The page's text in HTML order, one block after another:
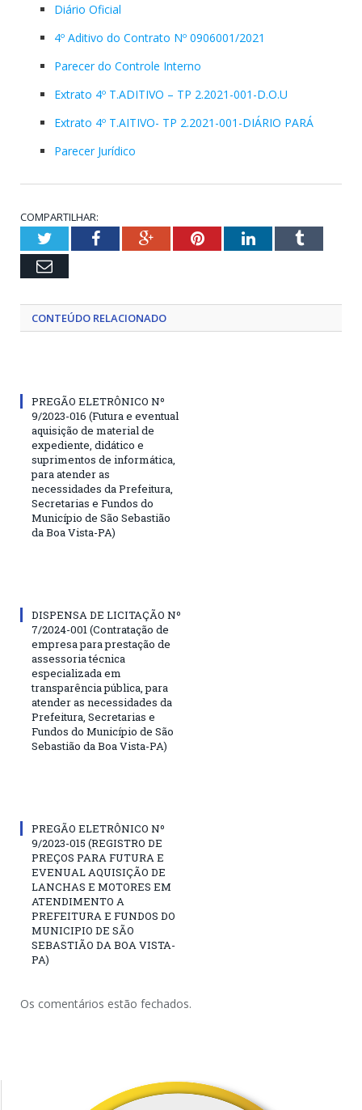
Diário Oficial
4º Aditivo do Contrato Nº 0906001/2021
Parecer do Controle Interno
Extrato 4º T.ADITIVO – TP 2.2021-001-D.O.U
Extrato 4º T.AITIVO- TP 2.2021-001-DIÁRIO PARÁ
Parecer Jurídico
COMPARTILHAR:
TwitterFacebookGoogle+PinterestLinkedInTumblr
Email
CONTEÚDO RELACIONADO
PREGÃO ELETRÔNICO Nº
9/2023-016 (Futura e eventual
aquisição de material de
expediente, didático e
suprimentos de informática,
para atender as
necessidades da Prefeitura,
Secretarias e Fundos do
Município de São Sebastião
da Boa Vista-PA)
DISPENSA DE LICITAÇÃO Nº
7/2024-001 (Contratação de
empresa para prestação de
assessoria técnica
especializada em
transparência pública, para
atender as necessidades da
Prefeitura, Secretarias e
Fundos do Município de São
Sebastião da Boa Vista-PA)
PREGÃO ELETRÔNICO Nº
9/2023-015 (REGISTRO DE
PREÇOS PARA FUTURA E
EVENUAL AQUISIÇÃO DE
LANCHAS E MOTORES EM
ATENDIMENTO A
PREFEITURA E FUNDOS DO
MUNICIPIO DE SÃO
SEBASTIÃO DA BOA VISTA-
PA)
Os comentários estão fechados.